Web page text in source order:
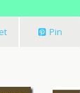
Pin